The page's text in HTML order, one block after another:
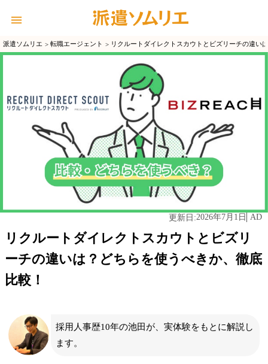
派遣ソムリエ 転職エージェント リクルートダイレクトスカウトとビズリーチの違い
更新日:2026年7月1日 AD
リクルートダイレクトスカウトとビズリ
ーチの違いは？どちらを使うべきか、徹底
比較！
採用人事歴10年の池田が、実体験をもとに解説し
ます。